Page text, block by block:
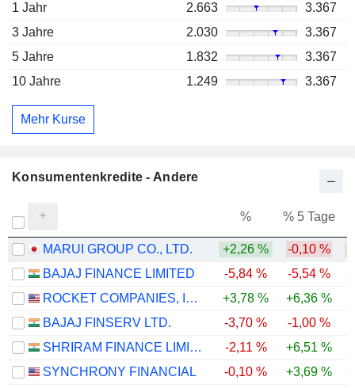
1 Jahr
2.663
3.367
3 Jahre
2.030
3.367
5 Jahre
1.832
3.367
10 Jahre
1.249 3.367
Mehr Kurse
Konsumentenkredite - Andere
% % 5 Tage
MARUI GROUP CO., LTD. +2,26 % -0,10 %
BAJAJ FINANCE LIMITED
-5,84 % -5,54 %
ROCKET COMPANIES, INC.
+3,78 % +6,36 %
BAJAJ FINSERV LTD.
-3,70 % -1,00 %
SHRIRAM FINANCE LIMITED
-2,11 % +6,51 %
SYNCHRONY FINANCIAL
-0,10 % +3,69 %